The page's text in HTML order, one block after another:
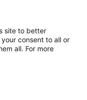
site to better
consent to all or
all. For more